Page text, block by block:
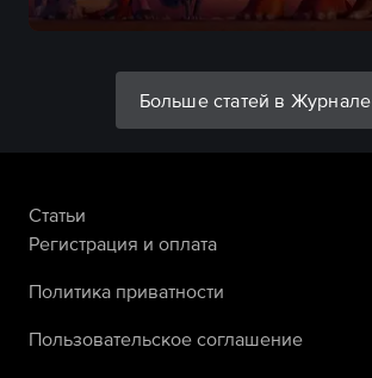
Больше статей в Журнале
Статьи
Регистрация и оплата
Политика приватности
Пользовательское соглашение